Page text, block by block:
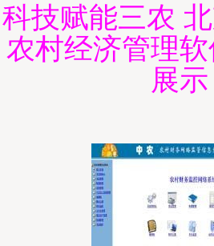
科技赋能三农
农村经济管理
展示